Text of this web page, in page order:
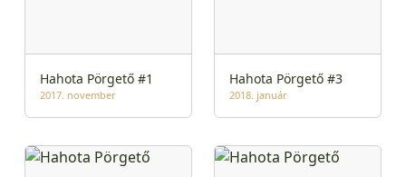
Hahota Pörgető #1
2017. november
Hahota Pörgető #3
2018. január